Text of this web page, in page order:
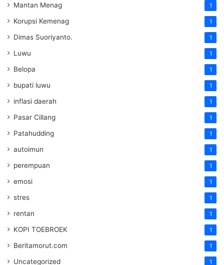
Mantan Menag 1
Korupsi Kemenag 1
Dimas Suoriyanto. 1
Luwu 1
Belopa 1
bupati luwu 1
inflasi daerah 1
Pasar Cillang 1
Patahudding 1
autoimun 1
perempuan 1
emosi 1
stres 1
rentan 1
KOPI TOEBROEK 1
Beritamorut.com 1
Uncategorized 1